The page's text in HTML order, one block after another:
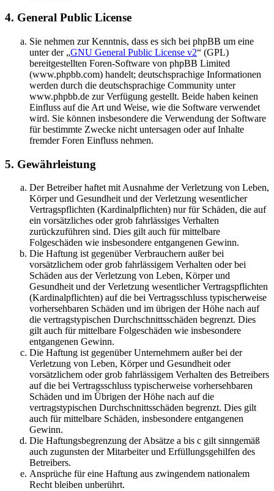
4. General Public License
Sie nehmen zur Kenntnis, dass es sich bei phpBB um eine
unter der „GNU General Public License v2“ (GPL)
bereitgestellten Foren-Software von phpBB Limited
(www.phpbb.com) handelt; deutschsprachige Informationen
werden durch die deutschsprachige Community unter
www.phpbb.de zur Verfügung gestellt. Beide haben keinen
Einfluss auf die Art und Weise, wie die Software verwendet
wird. Sie können insbesondere die Verwendung der Software
für bestimmte Zwecke nicht untersagen oder auf Inhalte
fremder Foren Einfluss nehmen.
5. Gewährleistung
Der Betreiber haftet mit Ausnahme der Verletzung von Leben,
Körper und Gesundheit und der Verletzung wesentlicher
Vertragspflichten (Kardinalpflichten) nur für Schäden, die auf
ein vorsätzliches oder grob fahrlässiges Verhalten
zurückzuführen sind. Dies gilt auch für mittelbare
Folgeschäden wie insbesondere entgangenen Gewinn.
Die Haftung ist gegenüber Verbrauchern außer bei
vorsätzlichem oder grob fahrlässigem Verhalten oder bei
Schäden aus der Verletzung von Leben, Körper und
Gesundheit und der Verletzung wesentlicher Vertragspflichten
(Kardinalpflichten) auf die bei Vertragsschluss typischerweise
vorhersehbaren Schäden und im übrigen der Höhe nach auf
die vertragstypischen Durchschnittsschäden begrenzt. Dies
gilt auch für mittelbare Folgeschäden wie insbesondere
entgangenen Gewinn.
Die Haftung ist gegenüber Unternehmern außer bei der
Verletzung von Leben, Körper und Gesundheit oder
vorsätzlichem oder grob fahrlässigem Verhalten des Betreibers
auf die bei Vertragsschluss typischerweise vorhersehbaren
Schäden und im Übrigen der Höhe nach auf die
vertragstypischen Durchschnittsschäden begrenzt. Dies gilt
auch für mittelbare Schäden, insbesondere entgangenen
Gewinn.
Die Haftungsbegrenzung der Absätze a bis c gilt sinngemäß
auch zugunsten der Mitarbeiter und Erfüllungsgehilfen des
Betreibers.
Ansprüche für eine Haftung aus zwingendem nationalem
Recht bleiben unberührt.